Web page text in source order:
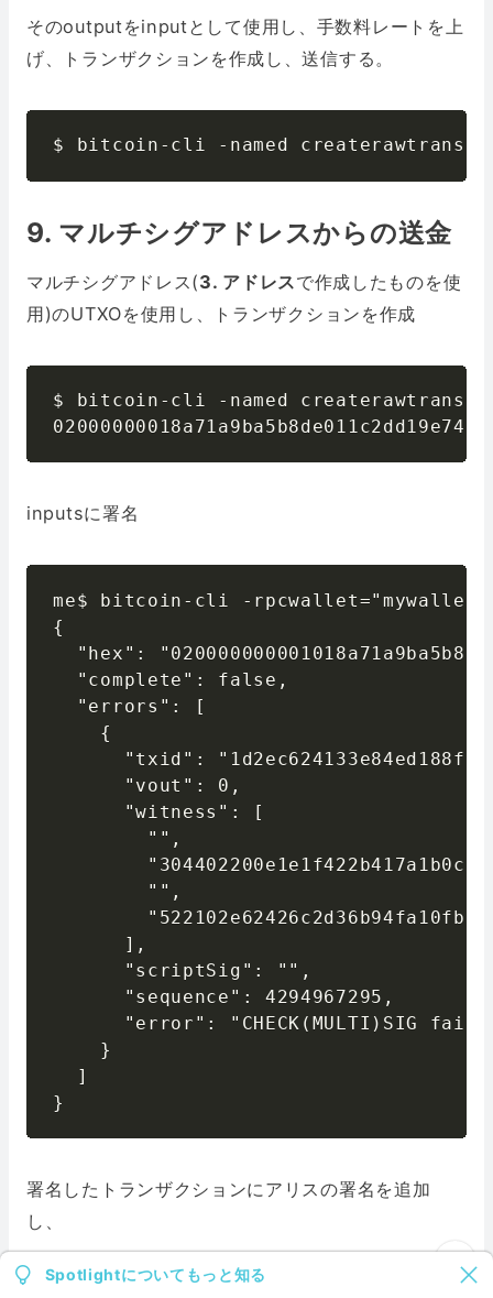
Spotlightについてもっと知る
そのoutputをinputとして使用し、手数料レートを上
げ、トランザクションを作成し、送信する。
$ bitcoin-cli -named
9. マルチシグアドレスからの送金
マルチシグアドレス(3. アドレスで作成したものを使
用)のUTXOを使用し、トランザクションを作成
$ bitcoin-cli -named
inputsに署名
me$ bitcoin-cli -rpcwallet="mywallet2"
{
"hex":
  "complete": false,
  "errors": [
    {
"txid":
      "vout": 0,
      "witness": [
        "",
        "",
      ],
      "scriptSig": "",
      "sequence": 4294967295,
"error": "CHECK(MULTI)SIG
    }
  ]
}
署名したトランザクションにアリスの署名を追加
し、